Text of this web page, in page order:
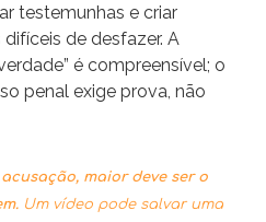
testemunhas e criar
de desfazer. A
é compreensível; o
penal exige prova, não
maior deve ser o
Um vídeo pode salvar uma